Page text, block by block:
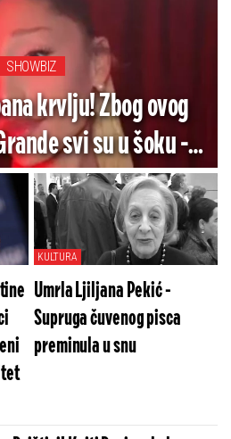
SHOWBIZ
krvlju! Zbog ovog
svi su u šoku -
je jezivo (VIDEO)
KULTURA
Umrla Ljiljana Pekić -
Supruga čuvenog pisca
preminula u snu